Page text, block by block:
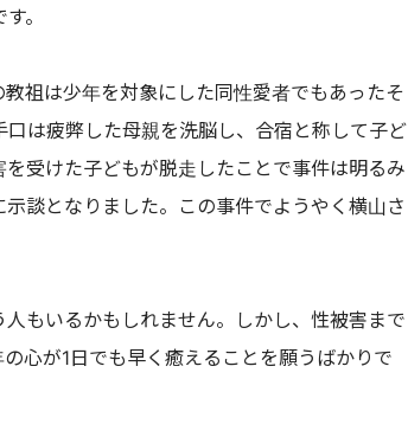
。
祖は少年を対象にした同性愛者でもあったそ
は疲弊した母親を洗脳し、合宿と称して子ど
受けた子どもが脱走したことで事件は明るみ
談となりました。この事件でようやく横山さ
もいるかもしれません。しかし、性被害まで
心が1日でも早く癒えることを願うばかりで